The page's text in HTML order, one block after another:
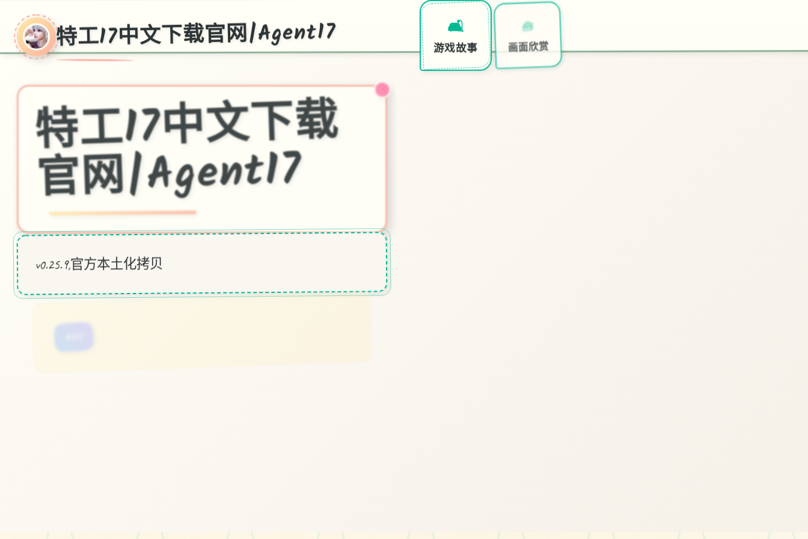
特工17中文下载官网|Agent17 🛋️
游戏故事
🧰
画面欣赏 特色玩法 开始游戏
特
工17
中
文
下
载
官
网|Agent17
v0.25.9,官方本土化拷贝
○